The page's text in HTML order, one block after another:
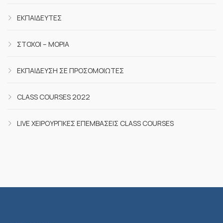
ΕΚΠΑΙΔΕΥΤΈΣ
ΣΤΌΧΟΙ – ΜΌΡΙΑ
ΕΚΠΑΊΔΕΥΣΗ ΣΕ ΠΡΟΣΟΜΟΙΩΤΈΣ
CLASS COURSES 2022
LIVE ΧΕΙΡΟΥΡΓΙΚΈΣ ΕΠΕΜΒΆΣΕΙΣ CLASS COURSES